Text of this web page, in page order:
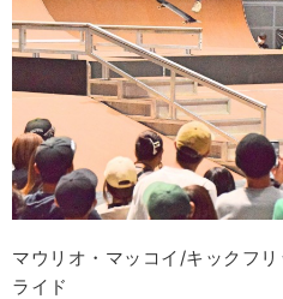
マウリオ・マッコイ/キックフ
ライド